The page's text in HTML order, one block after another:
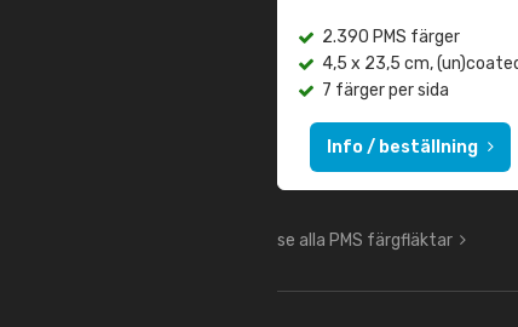
2.390 PMS färger
4,5 x 23,5 cm,
7 färger per sida
Info / beställning
se alla PMS färgfläktar